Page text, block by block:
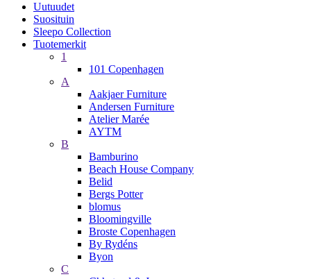
Uutuudet
Suosituin
Sleepo Collection
Tuotemerkit
1
101 Copenhagen
A
Aakjaer Furniture
Andersen Furniture
Atelier Marée
AYTM
B
Bamburino
Beach House Company
Belid
Bergs Potter
blomus
Bloomingville
Broste Copenhagen
By Rydéns
Byon
C